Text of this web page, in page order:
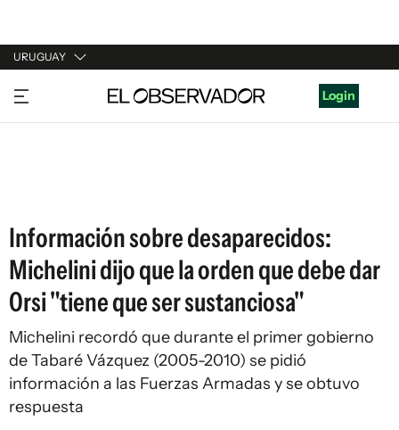
URUGUAY
URUGUAY
ARGENTINA
Login
Información sobre desaparecidos:
Michelini dijo que la orden que debe dar
Orsi "tiene que ser sustanciosa"
Michelini recordó que durante el primer gobierno
de Tabaré Vázquez (2005-2010) se pidió
información a las Fuerzas Armadas y se obtuvo
respuesta